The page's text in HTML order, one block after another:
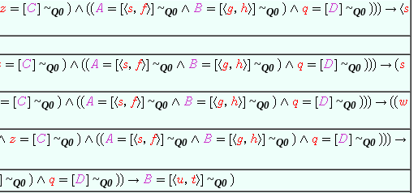
~Q0 ~Q0 ~Q0 ~Q0
~Q0 ~Q0 ~Q0 ~Q0
~Q0 ~Q0 ~Q0 ~Q0
~Q0 ~Q0 ~Q0 ~Q0
~Q0 ~Q0 ~Q0